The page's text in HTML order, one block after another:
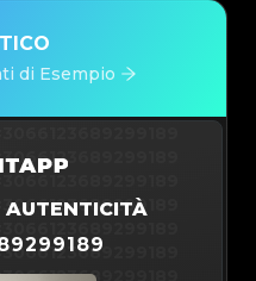
di Esempio
AUTENTICITÀ